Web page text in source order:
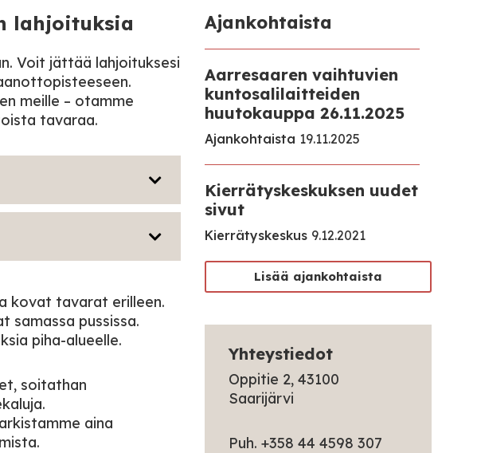
lahjoituksia
Voit jättää lahjoituksesi
meille – otamme
tavaraa.
kovat tavarat erilleen.
samassa pussissa.
piha-alueelle.
soitathan
aina
Ajankohtaista
Aarresaaren vaihtuvien
kuntosalilaitteiden
huutokauppa 26.11.2025
Ajankohtaista 19.11.2025
Kierrätyskeskuksen uudet
sivut
Kierrätyskeskus 9.12.2021
Lisää ajankohtaista
Yhteystiedot
Oppitie 2, 43100
Saarijärvi
Puh. +358 44 4598 307